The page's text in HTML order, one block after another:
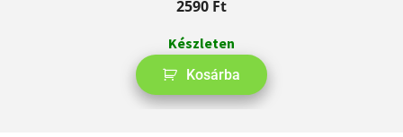
2590 Ft
Készleten
Kosárba